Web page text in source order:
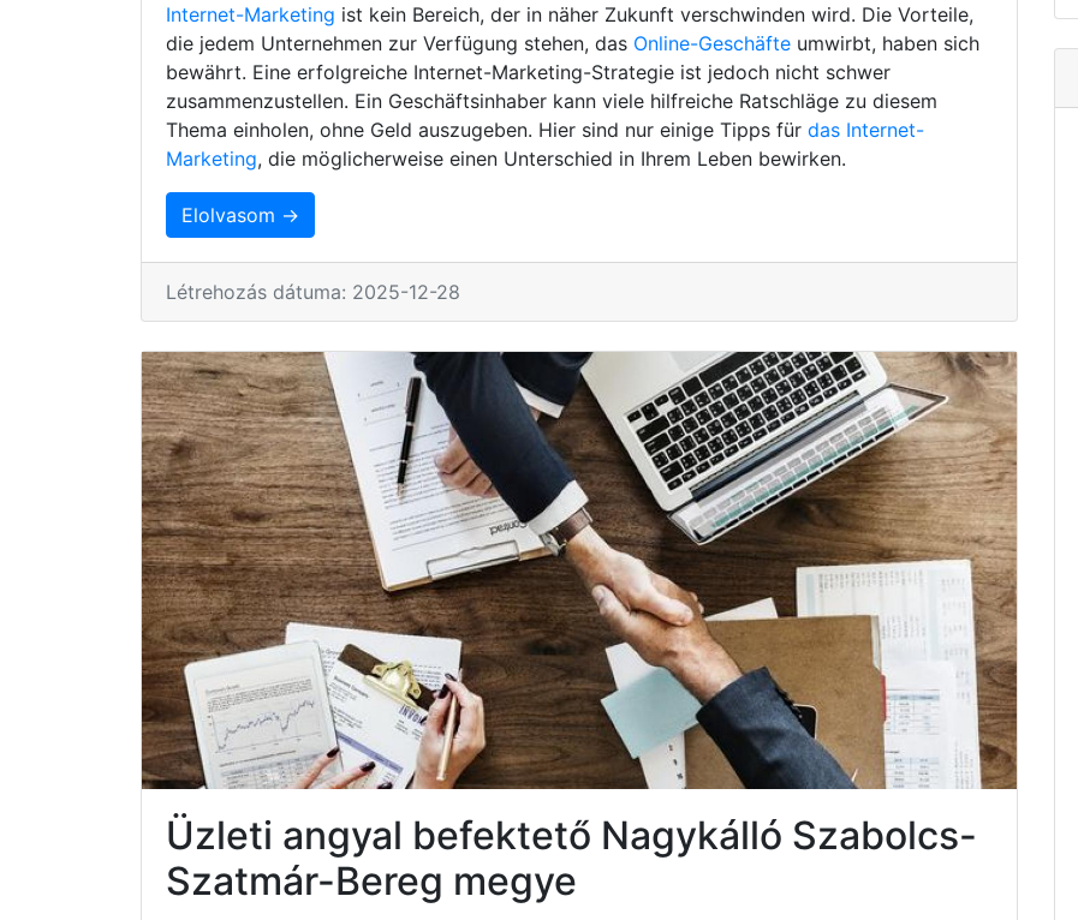
Internet-Marketing ist kein Bereich, der in näher Zukunft verschwinden wird. Die Vorteile,
die jedem Unternehmen zur Verfügung stehen, das Online-Geschäfte umwirbt, haben sich
bewährt. Eine erfolgreiche Internet-Marketing-Strategie ist jedoch nicht schwer
zusammenzustellen. Ein Geschäftsinhaber kann viele hilfreiche Ratschläge zu diesem
Thema einholen, ohne Geld auszugeben. Hier sind nur einige Tipps für das Internet-
Marketing, die möglicherweise einen Unterschied in Ihrem Leben bewirken.
Elolvasom →
Létrehozás dátuma: 2025-12-28
Üzleti angyal befektető Nagykálló Szabolcs-
Szatmár-Bereg megye